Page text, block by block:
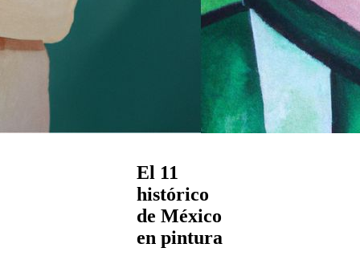
El 11
histórico
de México
en pintura